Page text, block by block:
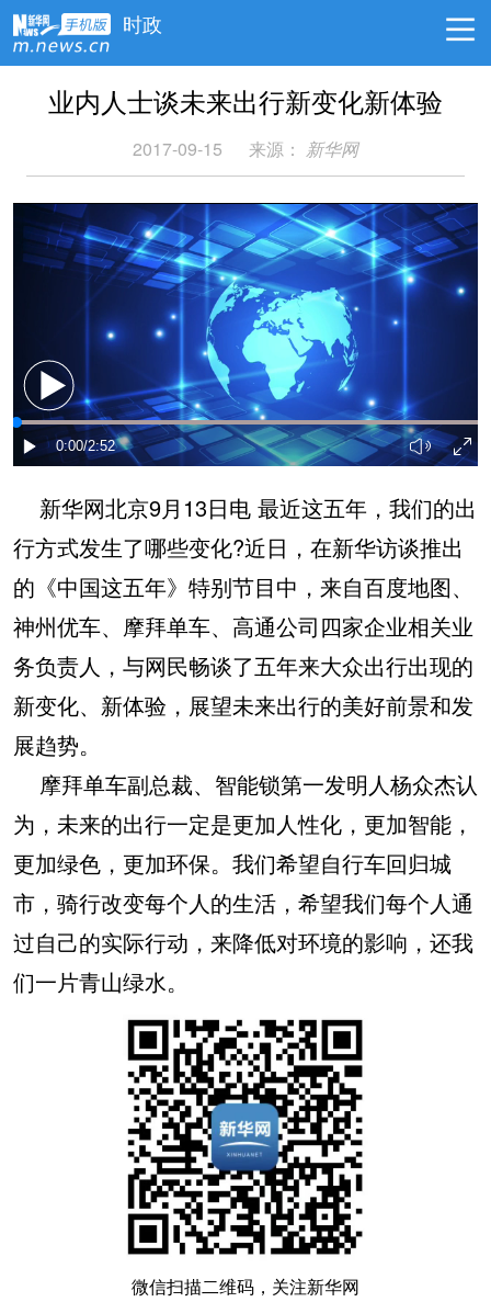
时政
业内人士谈未来出行新变化新体验
2017-09-15 来源： 新华网
新华网北京9月13日电 最近这五年，我们的出
行方式发生了哪些变化?近日，在新华访谈推出
的《中国这五年》特别节目中，来自百度地图、
神州优车、摩拜单车、高通公司四家企业相关业
务负责人，与网民畅谈了五年来大众出行出现的
新变化、新体验，展望未来出行的美好前景和发
展趋势。
摩拜单车副总裁、智能锁第一发明人杨众杰认
为，未来的出行一定是更加人性化，更加智能，
更加绿色，更加环保。我们希望自行车回归城
市，骑行改变每个人的生活，希望我们每个人通
过自己的实际行动，来降低对环境的影响，还我
们一片青山绿水。
微信扫描二维码，关注新华网